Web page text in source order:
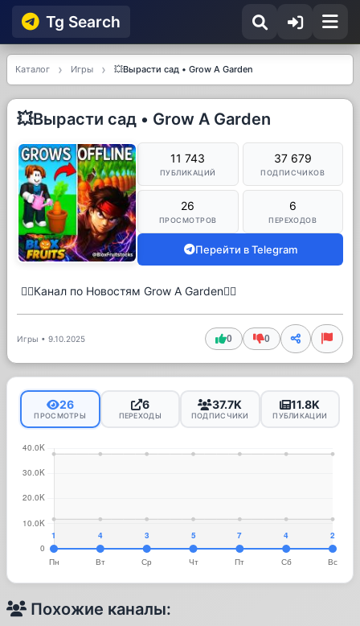
Tg Searсh
Каталог Игры 💥Вырасти сад • Grow A Garden
💥Вырасти сад • Grow A Garden
11 743
ПУБЛИКАЦИЙ
37 679
ПОДПИСЧИКОВ
26
ПРОСМОТРОВ
6
ПЕРЕХОДОВ
Перейти в Telegram
🐦‍🔥Канал по Новостям Grow A Garden🐦‍🔥
Игры • 9.10.2025 0 0
26
ПРОСМОТРЫ
6
ПЕРЕХОДЫ
37.7K
ПОДПИСЧИКИ
11.8K
ПУБЛИКАЦИИ
Похожие каналы: